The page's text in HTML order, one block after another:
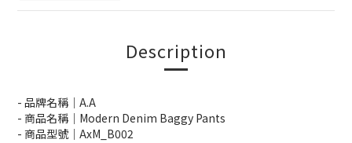
Description
- 品牌名稱｜A.A
- 商品名稱｜Modern Denim Baggy Pants
- 商品型號｜AxM_B002